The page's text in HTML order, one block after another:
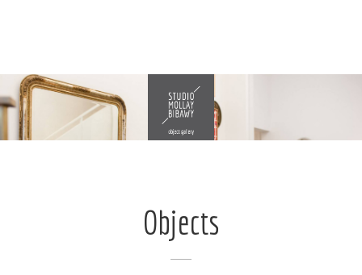
Objects